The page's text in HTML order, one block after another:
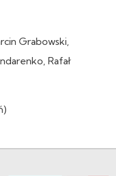
Grabowski,
Rafał